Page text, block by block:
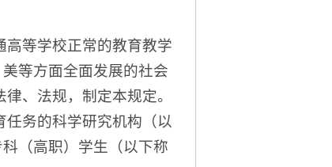
高等学校正常的教育教学
等方面全面发展的社会
、法规，制定本规定。
任务的科学研究机构（以
（高职）学生（以下称